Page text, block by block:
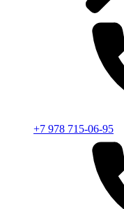
+7 978 715-06-95